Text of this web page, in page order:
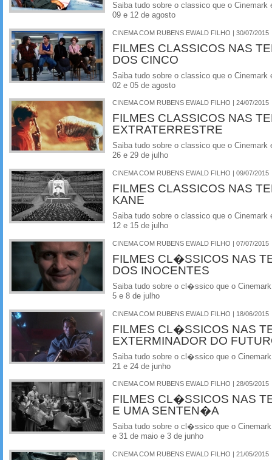
Saiba tudo sobre o classico que o
09 e 12 de agosto
CINEMA COM RUBENS EWALD FILHO | 30/07/2015
FILMES CLASSICOS NAS
DOS CINCO
Saiba tudo sobre o classico que o
02 e 05 de agosto
CINEMA COM RUBENS EWALD FILHO | 24/07/2015
FILMES CLASSICOS NAS
EXTRATERRESTRE
Saiba tudo sobre o classico que o
26 e 29 de julho
CINEMA COM RUBENS EWALD FILHO | 09/07/2015
FILMES CLASSICOS NAS
KANE
Saiba tudo sobre o classico que o
12 e 15 de julho
CINEMA COM RUBENS EWALD FILHO | 07/07/2015
FILMES CL�SSICOS NAS
DOS INOCENTES
Saiba tudo sobre o cl�ssico que o
5 e 8 de julho
CINEMA COM RUBENS EWALD FILHO | 18/06/2015
FILMES CL�SSICOS NAS
EXTERMINADOR DO
Saiba tudo sobre o cl�ssico que o
21 e 24 de junho
CINEMA COM RUBENS EWALD FILHO | 28/05/2015
FILMES CL�SSICOS NAS
E UMA SENTEN�A
Saiba tudo sobre o cl�ssico que o
e 31 de maio e 3 de junho
CINEMA COM RUBENS EWALD FILHO | 21/05/2015